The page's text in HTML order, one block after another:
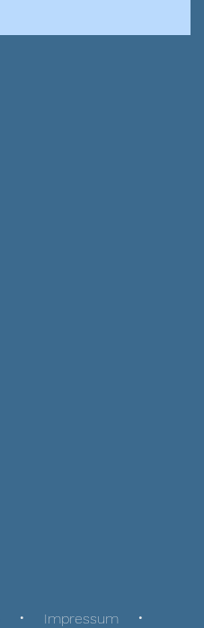
Impressum